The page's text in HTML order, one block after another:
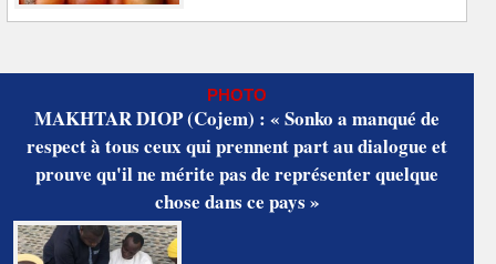
PHOTO
MAKHTAR DIOP (Cojem) : « Sonko a manqué de
respect à tous ceux qui prennent part au dialogue et
prouve qu'il ne mérite pas de représenter quelque
chose dans ce pays »